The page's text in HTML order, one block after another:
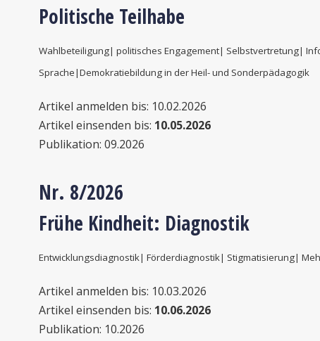
Politische Teilhabe
Wahlbeteiligung| politisches Engagement| Selbstvertretung|
Sprache|Demokratiebildung in der Heil- und Sonderpädagogik
Artikel anmelden bis: 10.02.2026
Artikel einsenden bis: 10.05.2026
Publikation: 09.2026
Nr. 8/2026
Frühe Kindheit: Diagnostik
Entwicklungsdiagnostik| Förderdiagnostik| Stigmatisierung|
Artikel anmelden bis: 10.03.2026
Artikel einsenden bis: 10.06.2026
Publikation: 10.2026